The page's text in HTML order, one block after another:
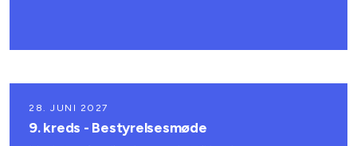
28. JUNI 2027
9. kreds - Bestyrelsesmøde